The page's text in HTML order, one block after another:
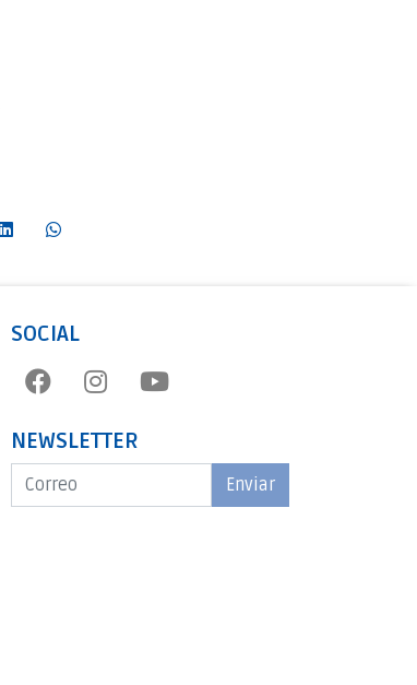
SOCIAL
NEWSLETTER
Enviar